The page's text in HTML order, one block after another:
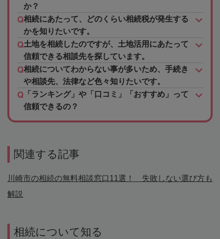
か？
相続にあたって、どのくらい相続税が発生する
かを知りたいです。
土地を相続したのですが、土地活用にあたって
信頼できる相談先を探しています。
相続についてわからない事が多いため、手続き
や相談先、法律など色々知りたいです。
「ランキング」や「口コミ」「おすすめ」って
信頼できるの？
関連する記事
川崎市の相続の無料相談窓口11選！ 失敗しない選び方も
解説
相続について知る